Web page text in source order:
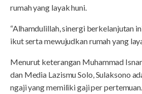
rumah yang layak huni.
“Alhamdulillah, sinergi berkelanjutan
ikut serta mewujudkan rumah yang
Menurut keterangan Muhammad
dan Media Lazismu Solo, Sulaksono
ngaji yang memiliki gaji per